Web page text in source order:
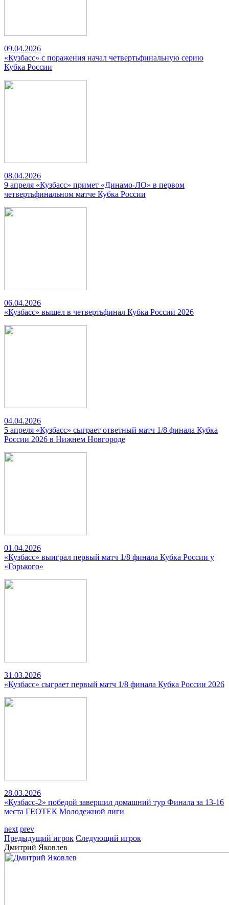
09.04.2026
«Кузбасс» с поражения начал четвертьфинальную серию
Кубка России
08.04.2026
9 апреля «Кузбасс» примет «Динамо-ЛО» в первом
четвертьфинальном матче Кубка России
06.04.2026
«Кузбасс» вышел в четвертьфинал Кубка России 2026
04.04.2026
5 апреля «Кузбасс» сыграет ответный матч 1/8 финала Кубка
России 2026 в Нижнем Новгороде
01.04.2026
«Кузбасс» выиграл первый матч 1/8 финала Кубка России у
«Горького»
31.03.2026
«Кузбасс» сыграет первый матч 1/8 финала Кубка России 2026
28.03.2026
«Кузбасс-2» победой завершил домашний тур Финала за 13-16
места ГЕОТЕК Молодежной лиги
next prev
Предыдущий игрок Следующий игрок
Дмитрий Яковлев